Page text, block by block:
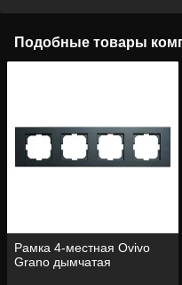
Подобные товары
Рамка 4-местная Ovivo
Grano дымчатая